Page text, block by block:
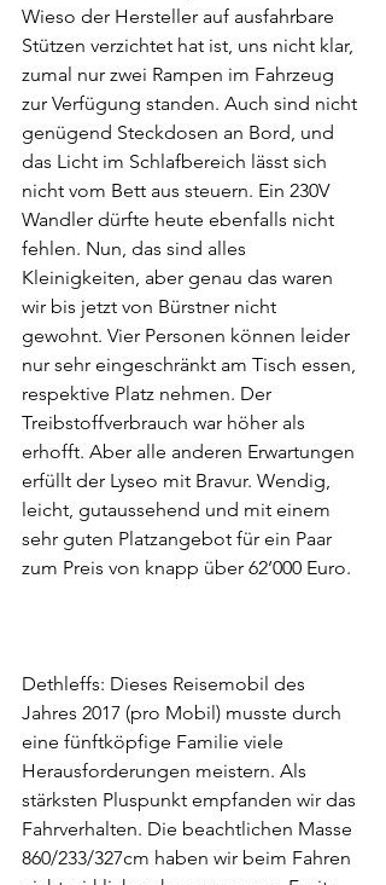
Wieso der Hersteller auf ausfahrbare
Stützen verzichtet hat ist, uns nicht klar,
zumal nur zwei Rampen im Fahrzeug
zur Verfügung standen. Auch sind nicht
genügend Steckdosen an Bord, und
das Licht im Schlafbereich lässt sich
nicht vom Bett aus steuern. Ein 230V
Wandler dürfte heute ebenfalls nicht
fehlen. Nun, das sind alles
Kleinigkeiten, aber genau das waren
wir bis jetzt von Bürstner nicht
gewohnt. Vier Personen können leider
nur sehr eingeschränkt am Tisch essen,
respektive Platz nehmen. Der
Treibstoffverbrauch war höher als
erhofft. Aber alle anderen Erwartungen
erfüllt der Lyseo mit Bravur. Wendig,
leicht, gutaussehend und mit einem
sehr guten Platzangebot für ein Paar
zum Preis von knapp über 62’000 Euro.
Dethleffs: Dieses Reisemobil des
Jahres 2017 (pro Mobil) musste durch
eine fünftköpfige Familie viele
Herausforderungen meistern. Als
stärksten Pluspunkt empfanden wir das
Fahrverhalten. Die beachtlichen Masse
860/233/327cm haben wir beim Fahren